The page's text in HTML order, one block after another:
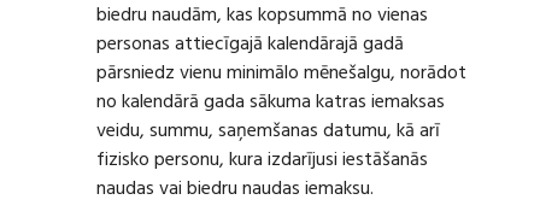
biedru naudām, kas kopsummā no vienas
personas attiecīgajā kalendārajā gadā
pārsniedz vienu minimālo mēnešalgu, norādot
no kalendārā gada sākuma katras iemaksas
veidu, summu, saņemšanas datumu, kā arī
fizisko personu, kura izdarījusi iestāšanās
naudas vai biedru naudas iemaksu.